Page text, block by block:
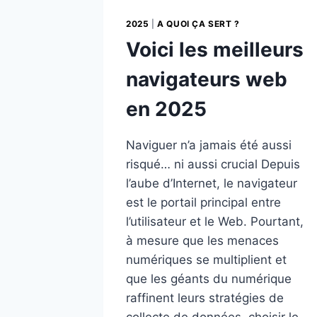
2025 |A QUOI ÇA SERT ?
Voici les meilleurs
navigateurs web
en 2025
Naviguer n’a jamais été aussi
risqué… ni aussi crucial Depuis
l’aube d’Internet, le navigateur
est le portail principal entre
l’utilisateur et le Web. Pourtant,
à mesure que les menaces
numériques se multiplient et
que les géants du numérique
raffinent leurs stratégies de